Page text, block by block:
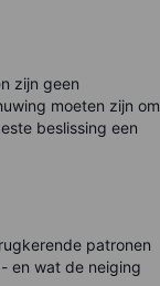
zijn geen
moeten zijn om
beslissing een
patronen
en wat de neiging